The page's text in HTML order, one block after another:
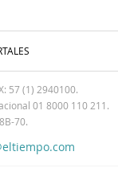
57 (1) 2940100.
01 8000 110 211.
70.